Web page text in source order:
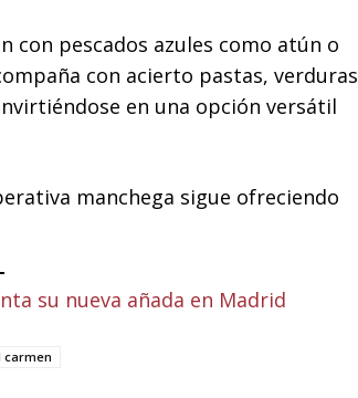
con pescados azules como atún o
con acierto pastas, verduras
en una opción versátil
manchega sigue ofreciendo
su nueva añada en Madrid
carmen